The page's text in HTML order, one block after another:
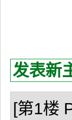
发表新
[第1楼